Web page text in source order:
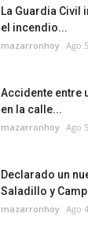
La Guardia Civil
el incendio...
mazarronhoy Ago
Accidente entre
en la calle...
mazarronhoy Ago
Declarado un
Saladillo y
mazarronhoy Ago